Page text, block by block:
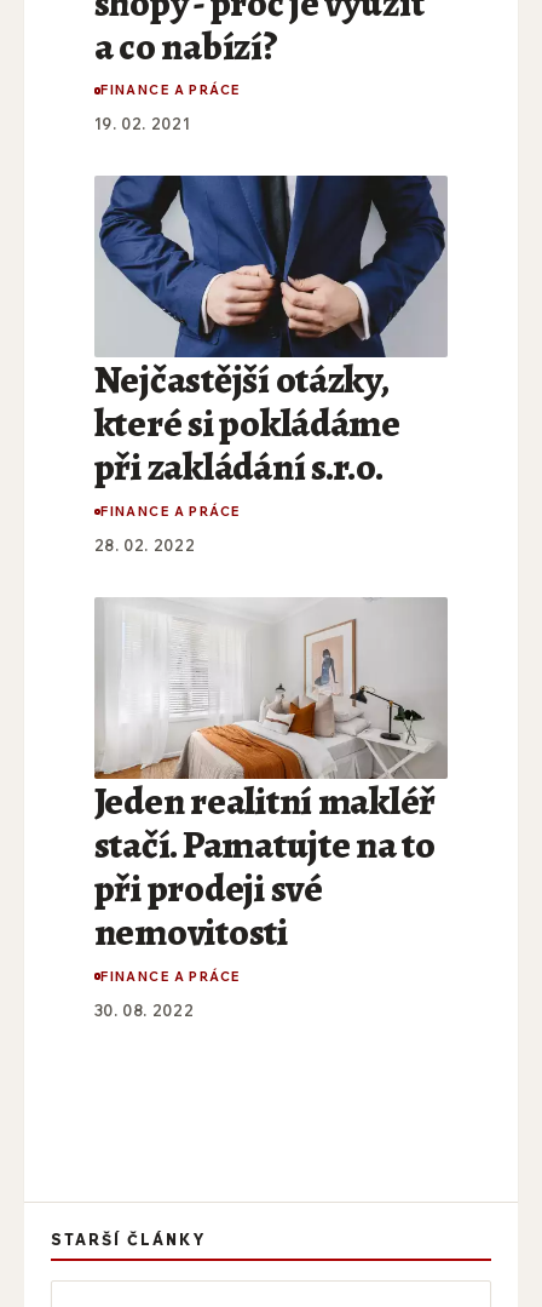
a co nabízí?
FINANCE A PRÁCE
19. 02. 2021
Nejčastější otázky,
které si pokládáme
při zakládání s.r.o.
FINANCE A PRÁCE
28. 02. 2022
Jeden realitní makléř
stačí. Pamatujte na to
při prodeji své
nemovitosti
FINANCE A PRÁCE
30. 08. 2022
STARŠÍ ČLÁNKY